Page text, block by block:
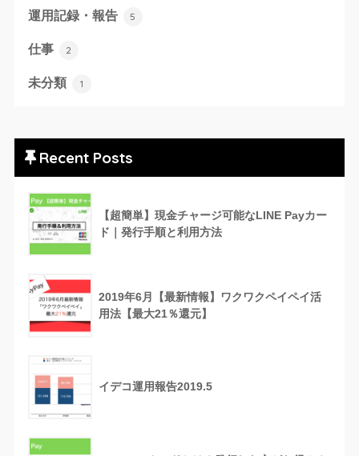
運用記録・報告 5
仕事 2
未分類 1
Recent Posts
【超簡単】現金チャージ可能なLINE Payカー
ド｜発行手順と利用方法
2019年6月【最新情報】ワクワクペイペイ活
用法【最大21％還元】
イデコ運用報告2019.5